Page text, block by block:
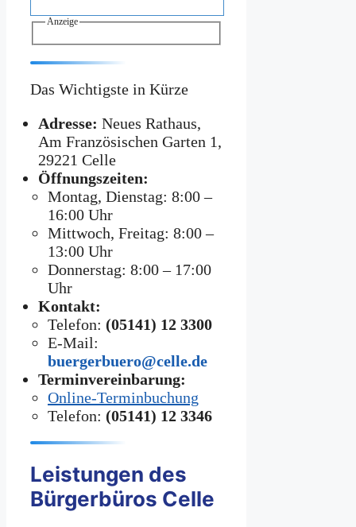
Anzeige
Das Wichtigste in Kürze
Adresse: Neues Rathaus,
Am Französischen Garten 1,
29221 Celle
Öffnungszeiten:
Montag, Dienstag: 8:00 –
16:00 Uhr
Mittwoch, Freitag: 8:00 –
13:00 Uhr
Donnerstag: 8:00 – 17:00
Uhr
Kontakt:
Telefon: (05141) 12 3300
E-Mail:
buergerbuero@celle.de
Terminvereinbarung:
Online-Terminbuchung
Telefon: (05141) 12 3346
Leistungen des
Bürgerbüros Celle